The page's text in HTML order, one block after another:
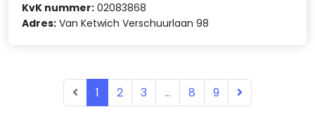
KvK nummer: 02083868
Adres: Van Ketwich Verschuurlaan 98
1 2 3 ... 8 9